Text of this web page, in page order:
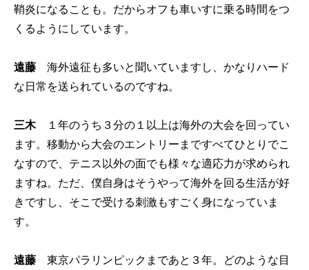
鞘炎になることも。だからオフも車いすに乗る時間をつ
くるようにしています。
遠藤 海外遠征も多いと聞いていますし、かなりハード
な日常を送られているのですね。
三木１年のうち３分の１以上は海外の大会を回ってい
ます。移動から大会のエントリーまですべてひとりでこ
なすので、テニス以外の面でも様々な適応力が求められ
ますね。ただ、僕自身はそうやって海外を回る生活が好
きですし、そこで受ける刺激もすごく身になっていま
す。
遠藤 東京パラリンピックまであと３年。どのような目